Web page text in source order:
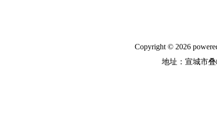
Copyright © 2026
地址：宣城市叠嶂